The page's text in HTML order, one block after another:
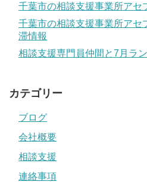
千葉市の相談支援事業所アセ
千葉市の相談支援事業所ア
滞情報
相談支援専門員仲間と7月ラ
カテゴリー
ブログ
会社概要
相談支援
連絡事項